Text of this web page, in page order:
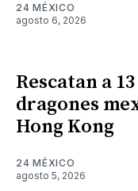
24 MÉXICO
agosto 6, 2026
Rescatan a
dragones
Hong Kong
24 MÉXICO
agosto 5, 2026